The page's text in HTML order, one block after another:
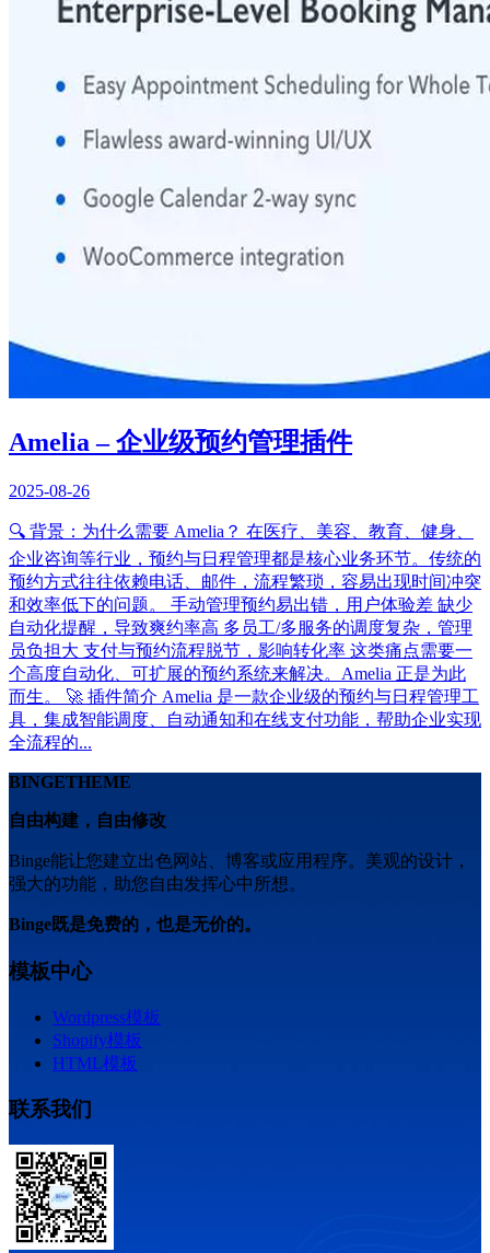
Amelia – 企业级预约管理插件
2025-08-26
🔍 背景：为什么需要 Amelia？ 在医疗、美容、教育、健身、
企业咨询等行业，预约与日程管理都是核心业务环节。传统的
预约方式往往依赖电话、邮件，流程繁琐，容易出现时间冲突
和效率低下的问题。 手动管理预约易出错，用户体验差 缺少
自动化提醒，导致爽约率高 多员工/多服务的调度复杂，管理
员负担大 支付与预约流程脱节，影响转化率 这类痛点需要一
个高度自动化、可扩展的预约系统来解决。Amelia 正是为此
而生。 🚀 插件简介 Amelia 是一款企业级的预约与日程管理工
具，集成智能调度、自动通知和在线支付功能，帮助企业实现
全流程的...
BINGETHEME
自由构建，自由修改
Binge能让您建立出色网站、博客或应用程序。美观的设计，
强大的功能，助您自由发挥心中所想。
Binge既是免费的，也是无价的。
模板中心
Wordpress模板
Shopify模板
HTML模板
联系我们